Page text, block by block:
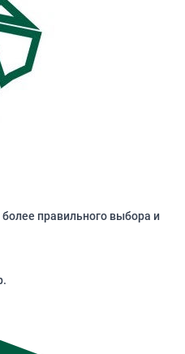
правильного выбора и